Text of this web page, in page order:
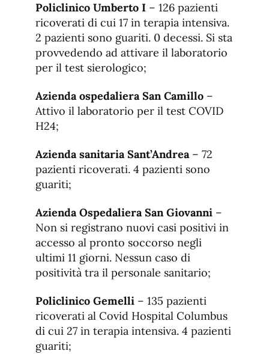
Policlinico Umberto I – 126 pazienti
ricoverati di cui 17 in terapia intensiva.
2 pazienti sono guariti. 0 decessi. Si sta
provvedendo ad attivare il laboratorio
per il test sierologico;
Azienda ospedaliera San Camillo –
Attivo il laboratorio per il test COVID
H24;
Azienda sanitaria Sant’Andrea– 72
pazienti ricoverati. 4 pazienti sono
guariti;
Azienda Ospedaliera San Giovanni –
Non si registrano nuovi casi positivi in
accesso al pronto soccorso negli
ultimi 11 giorni. Nessun caso di
positività tra il personale sanitario;
Policlinico Gemelli – 135 pazienti
ricoverati al Covid Hospital Columbus
di cui 27 in terapia intensiva. 4 pazienti
guariti;